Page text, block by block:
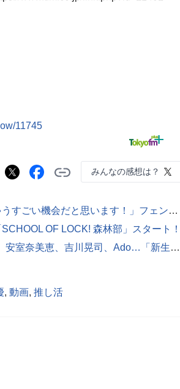
11745
みんなの感想は？
Mrs. GREEN APPLE若井滉斗「直で見れちゃうすごい機会だと思います！」フェンダーとコラボした現在開催中のポップアップキャンペーンを語る
OF LOCK! 森林部」スタート！
サザン、ミセス、FRUITS ZIPPER、ラルク、安室奈美恵、吉川晃司、Ado…「新生活スタート！『ニュー』ソング」TOP10
, 動画, 推し活